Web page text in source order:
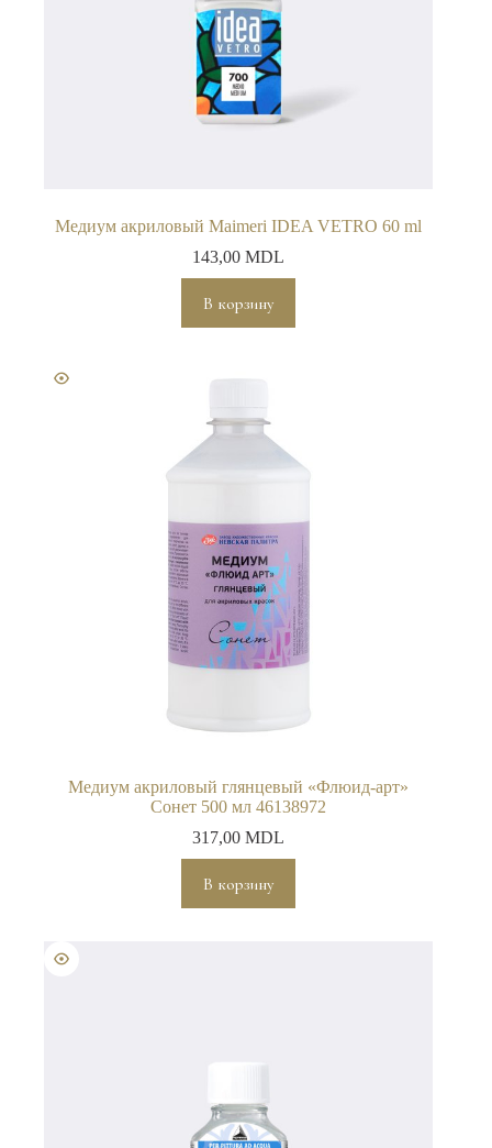
Медиум акриловый Maimeri IDEA VETRO 60 ml
143,00MDL
В корзину
Медиум акриловый глянцевый «Флюид-арт»
Сонет 500 мл 46138972
317,00MDL
В корзину